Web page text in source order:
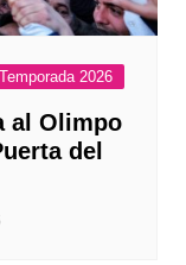
Temporada 2026
al Olimpo
del